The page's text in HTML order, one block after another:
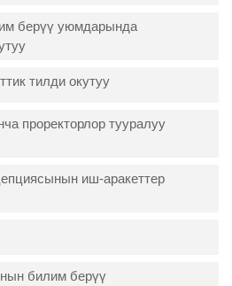
берүү уюмдарында
тилди окутуу
проректорлор тууралуу
иш-аракеттер
билим берүү